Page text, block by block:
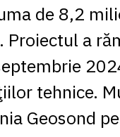
de 8,2
Proiectul a
tehnice.
Geosond